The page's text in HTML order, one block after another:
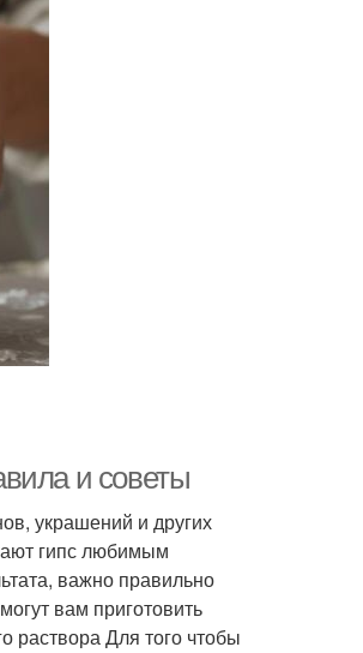
и советы
украшений и других
гипс любимым
важно правильно
вам приготовить
раствора Для того чтобы